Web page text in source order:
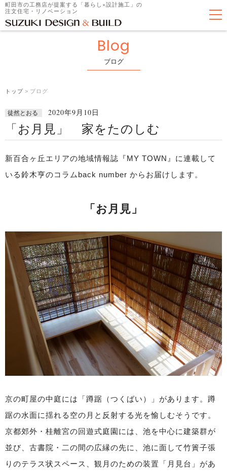
町田市の工務店が提案する「暮らし×設計施工」の
注文住宅・リノベーション
Blog
ブログ
トップ > ブログ
徒然とおる 2020年9月10日
「お月見」 家をたのしむ
新百合ヶ丘エリアの地域情報誌『MY TOWN』に連載して
いる鈴木亨のコラムback number からお届けします。
「お月見」
京の町屋の中庭には「蹲踞（つくばい）」があります。蹲
踞の水面に揺れる空の月と反射する光を愉しむそうです。
京都郊外・桂離宮の回遊式庭園には、池を中心に建築群が
並び、古書院・二の間の広縁の先に、池に面して竹簀子張
りのテラス状スペース、観月のための装置「月見台」があ